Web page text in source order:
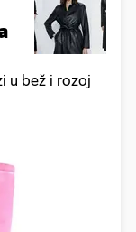
u bež i rozoj